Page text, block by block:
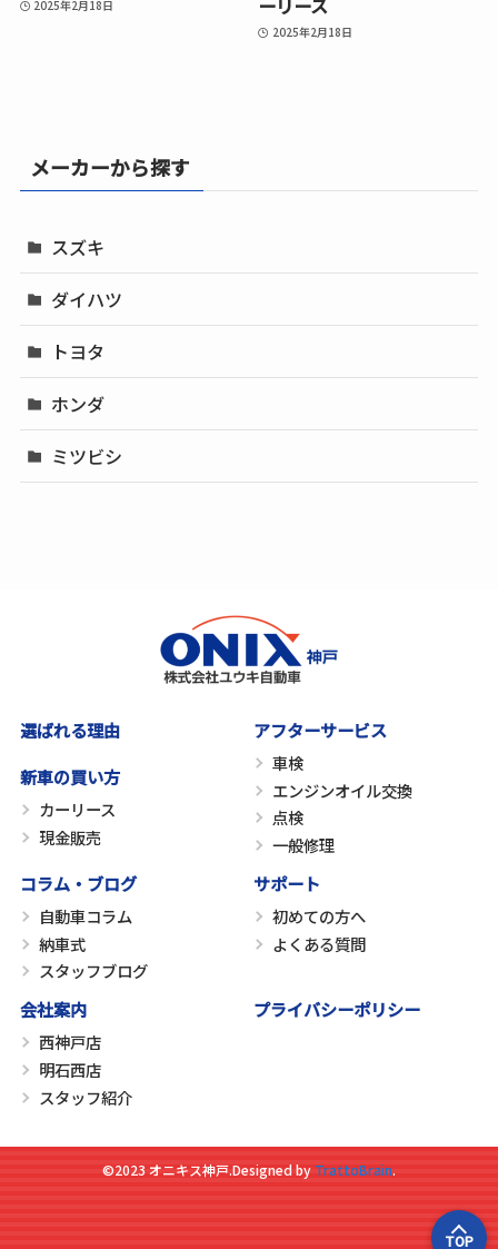
2025年2月18日
2025年2月18日
メーカーから探す
スズキ
ダイハツ
トヨタ
ホンダ
ミツビシ
選ばれる理由
新車の買い方
カーリース
現金販売
アフターサービス
車検
エンジンオイル交換
点検
一般修理
コラム・ブログ
自動車コラム
納車式
スタッフブログ
サポート
初めての方へ
よくある質問
会社案内
西神戸店
明石西店
スタッフ紹介
プライバシーポリシー
©2023 オニキス神戸.Designed by TrattoBrain.
TOP